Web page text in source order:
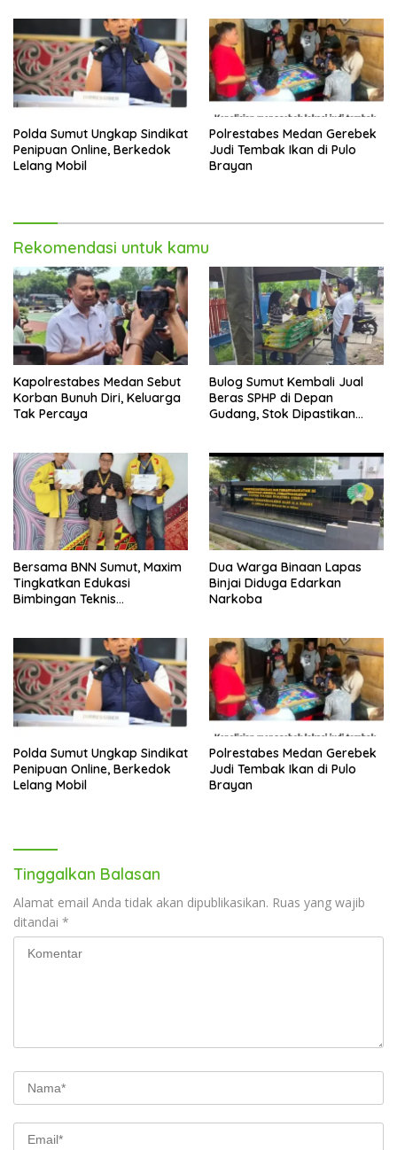
Polda Sumut Ungkap Sindikat
Penipuan Online, Berkedok
Lelang Mobil
Polrestabes Medan Gerebek
Judi Tembak Ikan di Pulo
Brayan
Rekomendasi untuk kamu
Kapolrestabes Medan Sebut
Korban Bunuh Diri, Keluarga
Tak Percaya
Bulog Sumut Kembali Jual
Beras SPHP di Depan
Gudang, Stok Dipastikan
Bersama BNN Sumut, Maxim
Tingkatkan Edukasi
Bimbingan Teknis
Dua Warga Binaan Lapas
Binjai Diduga Edarkan
Narkoba
Polda Sumut Ungkap Sindikat
Penipuan Online, Berkedok
Lelang Mobil
Polrestabes Medan Gerebek
Judi Tembak Ikan di Pulo
Brayan
Tinggalkan Balasan
Alamat email Anda tidak akan dipublikasikan. Ruas yang wajib
ditandai *